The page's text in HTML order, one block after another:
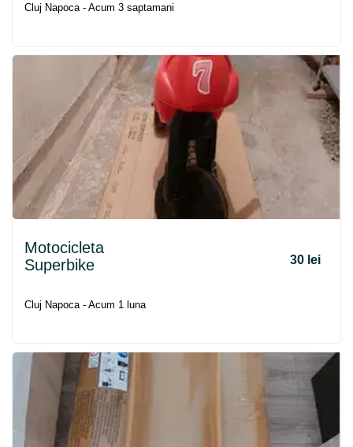
Cluj Napoca - Acum 3 saptamani
Motocicleta
Superbike
30 lei
Cluj Napoca - Acum 1 luna